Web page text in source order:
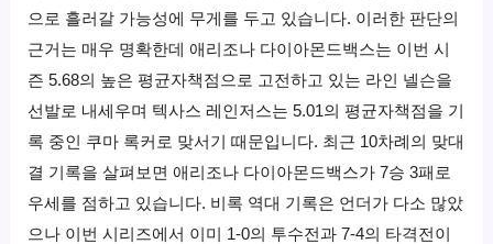
으로 흘러갈 가능성에 무게를 두고 있습니다. 이러한 판단의
근거는 매우 명확한데 애리조나 다이아몬드백스는 이번 시
즌 5.68의 높은 평균자책점으로 고전하고 있는 라인 넬슨을
선발로 내세우며 텍사스 레인저스는 5.01의 평균자책점을 기
록 중인 쿠마 록커로 맞서기 때문입니다. 최근 10차례의 맞대
결 기록을 살펴보면 애리조나 다이아몬드백스가 7승 3패로
우세를 점하고 있습니다. 비록 역대 기록은 언더가 다소 많았
으나 이번 시리즈에서 이미 1-0의 투수전과 7-4의 타격전이